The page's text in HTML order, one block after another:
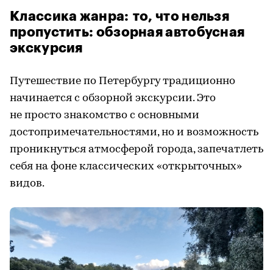
Классика жанра: то, что нельзя
пропустить: обзорная автобусная
экскурсия
Путешествие по Петербургу традиционно
начинается с обзорной экскурсии. Это
не просто знакомство с основными
достопримечательностями, но и возможность
проникнуться атмосферой города, запечатлеть
себя на фоне классических «открыточных»
видов.